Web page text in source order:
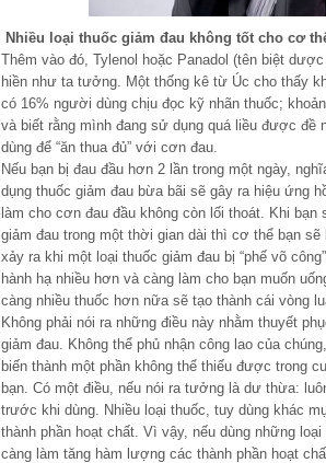
Nhiều loại thuốc giảm đau không tốt cho cơ
Thêm vào đó, Tylenol hoặc Panadol (tên biệt
hiền như ta tưởng. Một thống kê từ Úc cho thấy
có 16% người dùng chịu đọc kỹ nhãn thuốc;
và biết rằng mình đang sử dụng quá liều được đề
dùng để “ăn thua đủ” với cơn đau.
Nếu bạn bị đau đầu hơn 2 lần trong một ngày,
dụng thuốc giảm đau bừa bãi sẽ gây ra hiệu ứng
làm cho cơn đau đầu không còn lối thoát. Khi bạn
giảm đau trong một thời gian dài thì cơ thể bạn
xảy ra khi một loại thuốc giảm đau bị “phế võ
hành hạ nhiều hơn và càng làm cho bạn muốn
càng nhiều thuốc hơn nữa sẽ tạo thành cái vòng
Không phải nói ra những điều này nhằm thuyết
giảm đau. Không thể phủ nhận công lao của
biến thành một phần không thể thiếu được trong
bạn. Có một điều, nếu nói ra tưởng là dư thừa:
trước khi dùng. Nhiều loại thuốc, tuy dùng khác
thành phần hoạt chất. Vì vậy, nếu dùng những
càng làm tăng hàm lượng các thành phần hoạt